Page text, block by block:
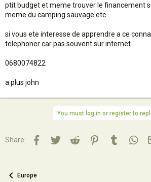
ptit budget et meme trouver le financement
meme du camping sauvage etc....
si vous ete interesse de apprendre a ce
telephoner car pas souvent sur internet
0680074822
a plus john
You must log in or register to
Share: Facebook
TwitterReddit PinterestTumblr
Europe